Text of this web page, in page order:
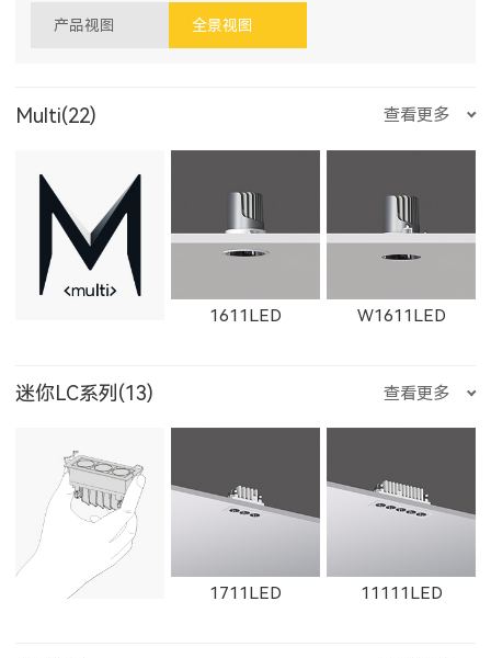
产品视图 全景视图
Multi(22) 查看更多
1611LED W1611LED
1612LED W1612LED 1761LED
迷你LC系列(13) 查看更多
1711LED 11111LED